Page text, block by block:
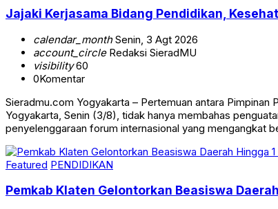
Jajaki Kerjasama Bidang Pendidikan,
calendar_monthSenin, 3 Agt 2026
account_circleRedaksi SieradMU
visibility60
0Komentar
Sieradmu.com Yogyakarta – Pertemuan antara Pimpinan
Yogyakarta, Senin (3/8), tidak hanya membahas
penyelenggaraan forum internasional yang mengangkat
Featured PENDIDIKAN
Pemkab Klaten Gelontorkan Beasiswa